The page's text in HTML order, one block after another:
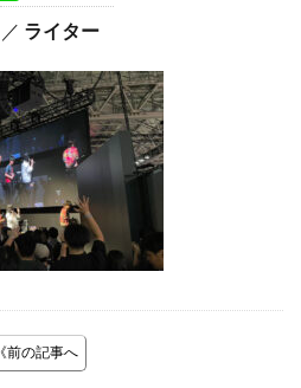
ライター
《前の記事へ